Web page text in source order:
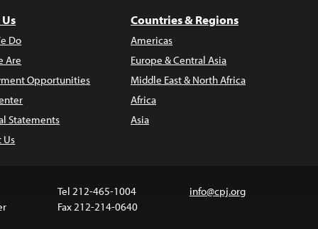
Do
Are
Opportunities
Statements
Us
Countries & Regions
Americas
Europe & Central Asia
Middle East & North Africa
Africa
Asia
Tel 212-465-1004
Fax 212-214-0640
info@cpj.org